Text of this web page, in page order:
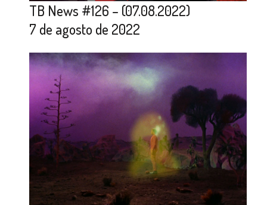
TB News #126 – (07.08.2022)
7 de agosto de 2022